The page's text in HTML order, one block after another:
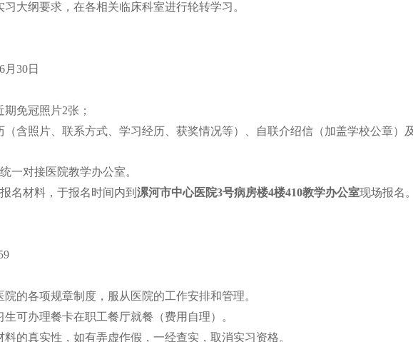
大纲要求，在各相关临床科室进行轮转学习。
30日
免冠照片2张；
（含照片、联系方式、学习经历、获奖情况等）、自联介绍信（加盖学校公章）
一对接医院教学办公室。
名材料，于报名时间内到 漯河市中心医院3号病房楼4楼410教学办公室现场报名。
的各项规章制度，服从医院的工作安排和管理。
可办理餐卡在职工餐厅就餐（费用自理）。
的真实性，如有弄虚作假，一经查实，取消实习资格。